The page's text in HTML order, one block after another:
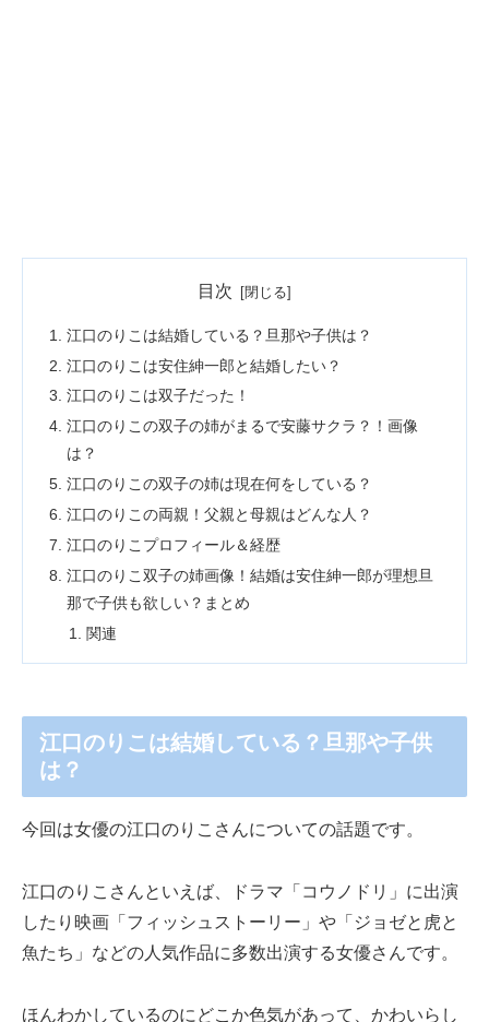
目次
江口のりこは結婚している？旦那や子供は？
江口のりこは安住紳一郎と結婚したい？
江口のりこは双子だった！
江口のりこの双子の姉がまるで安藤サクラ？！画像
は？
江口のりこの双子の姉は現在何をしている？
江口のりこの両親！父親と母親はどんな人？
江口のりこプロフィール＆経歴
江口のりこ双子の姉画像！結婚は安住紳一郎が理想旦
那で子供も欲しい？まとめ
関連
江口のりこは結婚している？旦那や子供
は？
今回は女優の江口のりこさんについての話題です。
江口のりこさんといえば、ドラマ「コウノドリ」に出演
したり映画「フィッシュストーリー」や「ジョゼと虎と
魚たち」などの人気作品に多数出演する女優さんです。
ほんわかしているのにどこか色気があって、かわいらし